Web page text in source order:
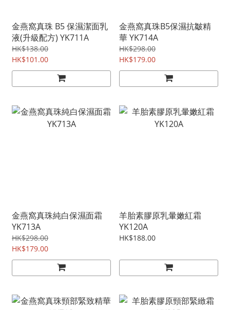
金燕窩真珠 B5 保濕潔面乳
液(升級配方) YK711A
HK$138.00
HK$101.00
金燕窩真珠B5保濕抗皺精
華 YK714A
HK$298.00
HK$179.00
金燕窩真珠純白保濕面霜
YK713A
HK$298.00
HK$179.00
羊胎素膠原乳暈嫩紅霜
YK120A
HK$188.00